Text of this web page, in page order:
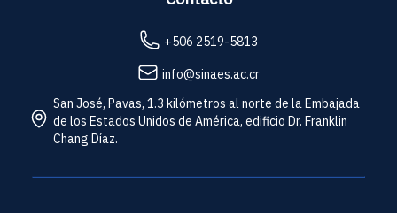
+506 2519-5813
info@sinaes.ac.cr
San José, Pavas, 1.3 kilómetros al norte de la Embajada
de los Estados Unidos de América, edificio Dr. Franklin
Chang Díaz.